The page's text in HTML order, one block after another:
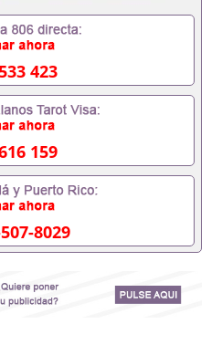
母及亲朋好友一份完美交
，在读证明，学生卡
材料，随时都可以安排办
专业，学位，毕业时间都
国内找工作假的毕业证可以
成绩单可以办学历认证吗
办理什么材料551190476
业证会查吗551190476入职
材料551190476办理假毕业
到毕业证怎么办, 毕业证丢
么办理毕业证,没毕业可以
中途辍学、挂科而没有正常
递交材料不齐而被拒之门
读了,成绩不理想毕不了业
有文凭怎么办,怎么办理本
423
159
8029